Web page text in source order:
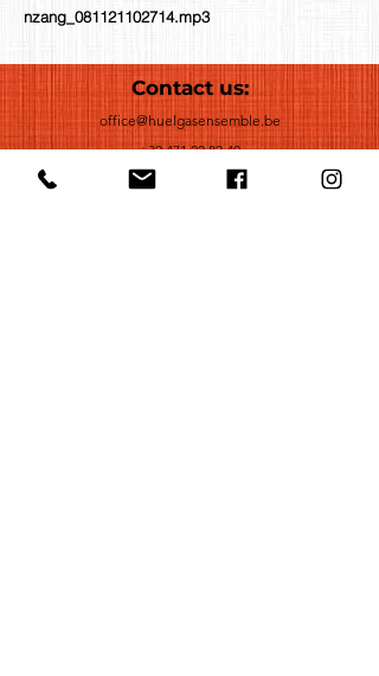
nzang_081121102714.mp3
Contact us:
office@huelgasensemble.be
+32 471 22 82 40
Postal Adress